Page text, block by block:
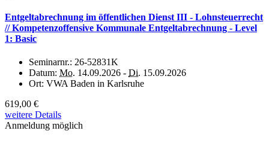
Entgeltabrechnung im öffentlichen Dienst III - Lohnsteuerrecht
// Kompetenzoffensive Kommunale Entgeltabrechnung - Level
1: Basic
Seminarnr.: 26-52831K
Datum: Mo. 14.09.2026 - Di. 15.09.2026
Ort: VWA Baden in Karlsruhe
619,00 €
weitere Details
Anmeldung möglich